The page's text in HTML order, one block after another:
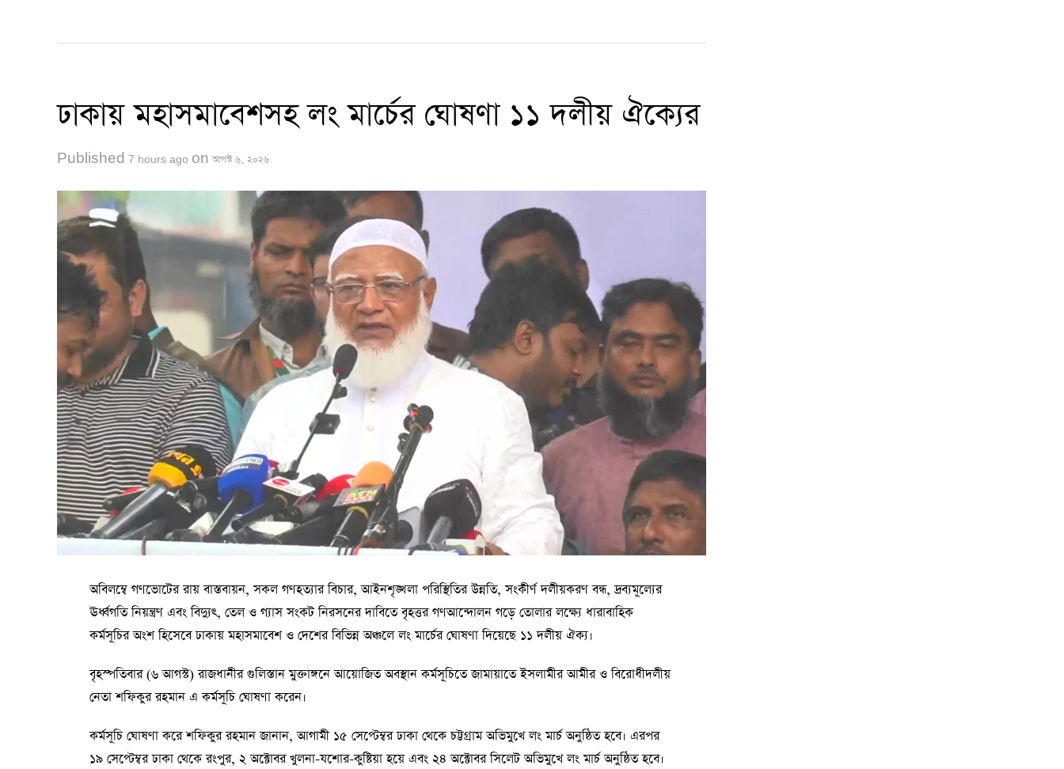
ঢাকায় মহাসমাবেশসহ লং মার্চের ঘোষণা ১১ দলীয় ঐক্যের
Published 7 hours ago on আগস্ট ৬, ২০২৬
অবিলম্বে গণভোটের রায় বাস্তবায়ন, সকল গণহত্যার বিচার, আইনশৃঙ্খলা পরিস্থিতির উন্নতি, সংকীর্ণ দলীয়করণ বন্ধ, দ্রব্যমূল্যের
ঊর্ধ্বগতি নিয়ন্ত্রণ এবং বিদ্যুৎ, তেল ও গ্যাস সংকট নিরসনের দাবিতে বৃহত্তর গণআন্দোলন গড়ে তোলার লক্ষ্যে ধারাবাহিক
কর্মসূচির অংশ হিসেবে ঢাকায় মহাসমাবেশ ও দেশের বিভিন্ন অঞ্চলে লং মার্চের ঘোষণা দিয়েছে ১১ দলীয় ঐক্য।
বৃহস্পতিবার (৬ আগস্ট) রাজধানীর গুলিস্তান মুক্তাঙ্গনে আয়োজিত অবস্থান কর্মসূচিতে জামায়াতে ইসলামীর আমীর ও বিরোধীদলীয়
নেতা শফিকুর রহমান এ কর্মসূচি ঘোষণা করেন।
কর্মসূচি ঘোষণা করে শফিকুর রহমান জানান, আগামী ১৫ সেপ্টেম্বর ঢাকা থেকে চট্টগ্রাম অভিমুখে লং মার্চ অনুষ্ঠিত হবে। এরপর
১৯ সেপ্টেম্বর ঢাকা থেকে রংপুর, ২ অক্টোবর খুলনা-যশোর-কুষ্টিয়া হয়ে এবং ২৪ অক্টোবর সিলেট অভিমুখে লং মার্চ অনুষ্ঠিত হবে।